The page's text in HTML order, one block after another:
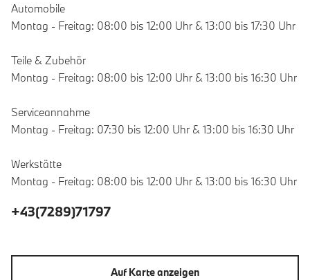
Automobile
Montag - Freitag: 08:00 bis 12:00 Uhr & 13:00 bis 17:30 Uhr
Teile & Zubehör
Montag - Freitag: 08:00 bis 12:00 Uhr & 13:00 bis 16:30 Uhr
Serviceannahme
Montag - Freitag: 07:30 bis 12:00 Uhr & 13:00 bis 16:30 Uhr
Werkstätte
Montag - Freitag: 08:00 bis 12:00 Uhr & 13:00 bis 16:30 Uhr
+43(7289)71797
Auf Karte anzeigen